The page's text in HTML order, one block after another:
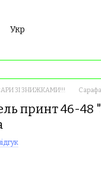
Укр
ЗІ ЗНИЖКАМИ!!!
принт 46-48